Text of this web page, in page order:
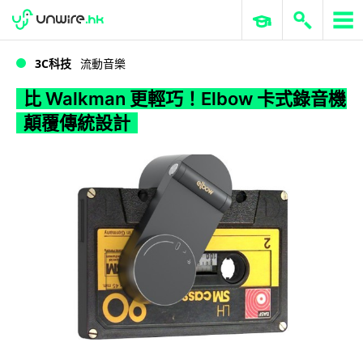
WWDC 2026 ERP 與商業 AI
3C科技 流動音樂
比 Walkman 更輕巧！Elbow 卡式錄音機
顛覆傳統設計